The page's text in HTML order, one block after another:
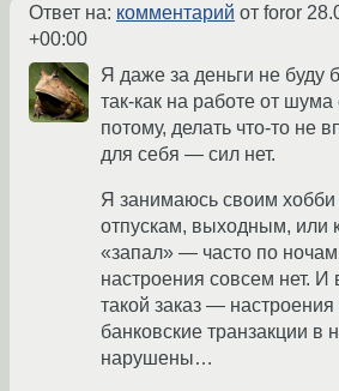
Ответ на: комментарий от foror
+00:00
Я даже за деньги не буду
так-как на работе от шума
потому, делать что-то не
для себя — сил нет.
Я занимаюсь своим
отпускам, выходным, или
«запал» — часто по
настроения совсем нет. И
такой заказ — настроения
банковские транзакции в
нарушены…